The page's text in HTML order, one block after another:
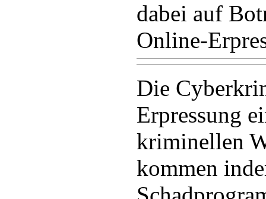
dabei auf
Online-
Die
Erpressung
kriminellen
kommen